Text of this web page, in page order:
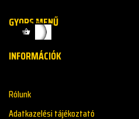
GYORS MENŰ
INFORMÁCIÓK
Rólunk
Adatkazelési tájékoztató